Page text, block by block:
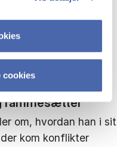
cookies
Jeg kan ikke
er, at den
at løse
måde, og det
rammesætter
om, hvordan han i sit
kom konflikter